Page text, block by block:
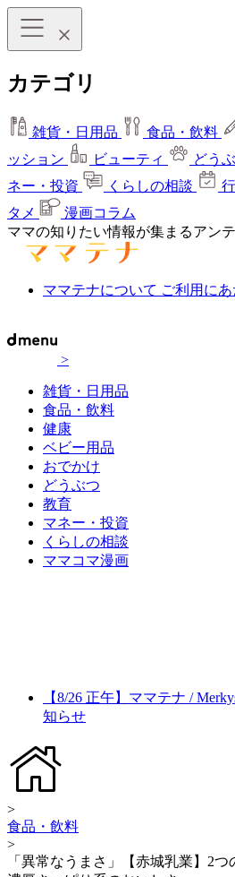
カテゴリ
雑貨・日用品 食品・飲料
ッション
ビューティ どう
ネー・投資
くらしの相談
タメ
漫画コラム
ママの知りたい情報が集まるアン
ママテナについて ご利用に
>
雑貨・日用品
食品・飲料
健康
ベビー用品
おでかけ
どうぶつ
教育
マネー・投資
くらしの相談
ママコマ漫画
【8/26 正午】ママテナ /
知らせ
>
食品・飲料
>
「異常なうまさ」【赤城乳業】2